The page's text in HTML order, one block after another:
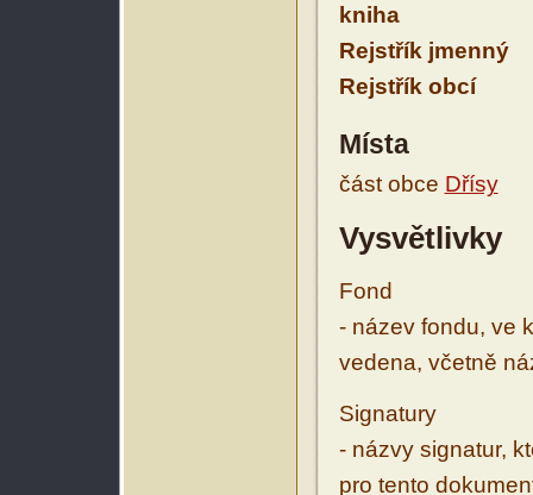
kniha
Rejstřík jmenný
Rejstřík obcí
Místa
část obce Dřísy
Vysvětlivky
Fond
- název fondu, ve
vedena, včetně
Signatury
- názvy signatur,
pro tento